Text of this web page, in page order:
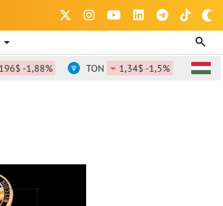
-1,88% TON 1,34$ -1,5% DOT